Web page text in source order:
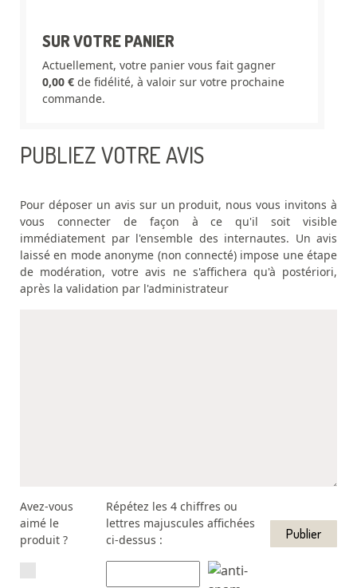
SUR VOTRE PANIER
Actuellement, votre panier vous fait gagner
0,00 € de fidélité, à valoir sur votre prochaine
commande.
PUBLIEZ VOTRE AVIS
Pour déposer un avis sur un produit, nous vous invitons à
vous connecter de façon à ce qu'il soit visible
immédiatement par l'ensemble des internautes. Un avis
laissé en mode anonyme (non connecté) impose une étape
de modération, votre avis ne s'affichera qu'à postériori,
après la validation par l'administrateur
Avez-vous
aimé le
produit ?
Répétez les 4 chiffres ou
lettres majuscules affichées
ci-dessus :